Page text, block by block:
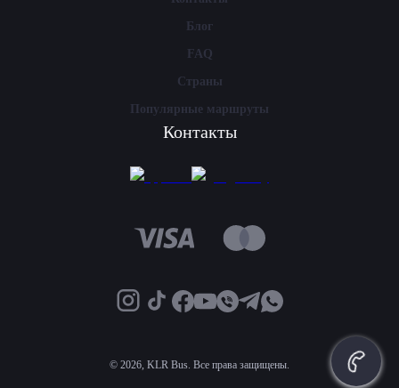
Блог
FAQ
Страны
Популярные маршруты
Контакты
© 2026, KLR Bus. Все права защищены.